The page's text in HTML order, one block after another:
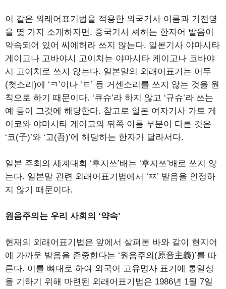
이 같은 외래어표기법을 적용한 외국기사 이름과 기전명
을 몇 가지 소개하자면, 중국기사 셰허는 한자어 발음이
약속되어 있어 씨에허라 쓰지 않는다. 일본기사 야마시타
게이고나 고바야시 고이치는 야마시타 케이고나 코바야
시 고이치로 쓰지 않는다. 일본말의 외래어표기는 어두
(첫소리)에 ‘ㅋ’이나 ‘ㅌ’ 등 거센소리를 쓰지 않는 것을 원
칙으로 하기 때문이다. ‘큐슈’라 하지 않고 ‘규슈’라 쓰는
예 등이 그것에 해당한다. 참고로 일본 여자기사 가토 게
이코와 야마시타 게이고의 뒤쪽 이름 부분이 다른 것은
‘코(子)’와 ‘고(吾)’에 해당하는 한자가 달라서다.
일본 주최의 세계대회 ‘후지쓰’배는 ‘후지쯔’배로 쓰지 않
는다. 일본말 관련 외래어표기법에서 ‘ㅉ’ 발음을 인정하
지 않기 때문이다.
원음주의는 우리 사회의 ‘약속’
현재의 외래어표기법은 앞에서 살펴본 바와 같이 현지어
에 가까운 발음을 존중한다는 ‘원음주의(原音主義)’를 따
른다. 이를 뼈대로 하여 외국어 고유명사 표기에 통일성
을 기하기 위해 마련된 외래어표기법은 1986년 1월 7일